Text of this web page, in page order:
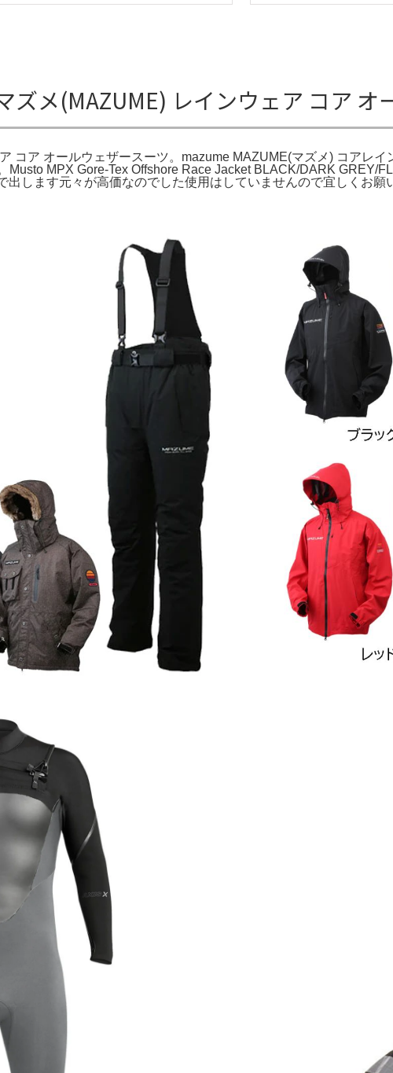
ズメ(MAZUME) レインウェア コア
コア オールウェザースーツ。mazume MAZUME(マズメ) コアレ
Musto MPX Gore-Tex Offshore Race Jacket BLACK/DARK GREY/
出します元々が高価なのでした使用はしていませんので宜しくお願